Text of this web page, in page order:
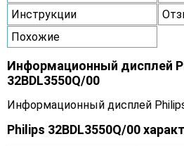
Инструкции
Похожие
Информационный дисплей
32BDL3550Q/00
Информационный дисплей
Philips 32BDL3550Q/00